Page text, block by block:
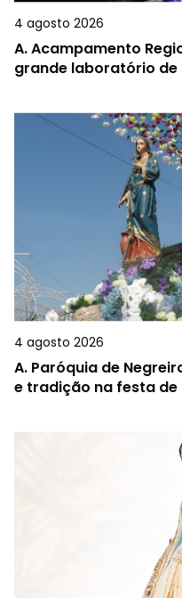
4 agosto 2026
A.Acampamento
grande laboratório de
4 agosto 2026
A. Paróquia de
e tradição na festa de